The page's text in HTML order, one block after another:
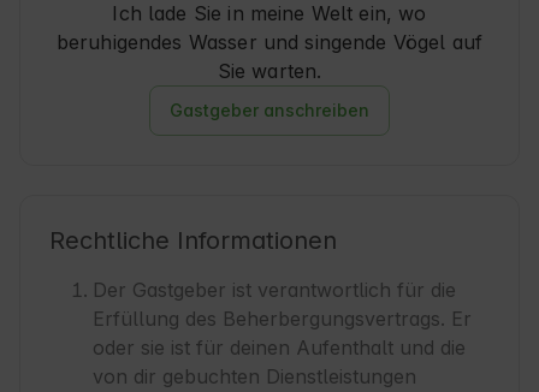
Ich lade Sie in meine Welt ein, wo
beruhigendes Wasser und singende Vögel auf
Sie warten.
Gastgeber anschreiben
Rechtliche Informationen
Der Gastgeber ist verantwortlich für die
Erfüllung des Beherbergungsvertrags. Er
oder sie ist für deinen Aufenthalt und die
von dir gebuchten Dienstleistungen